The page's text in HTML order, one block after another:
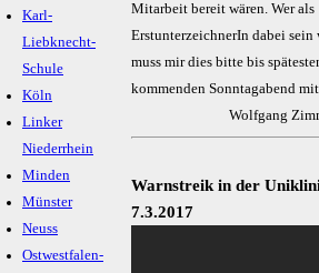
Karl-
Liebknecht-
Schule
Köln
Linker
Niederrhein
Minden
Münster
Neuss
Ostwestfalen-
Mitarbeit bereit wären. Wer als
ErstunterzeichnerIn dabei
muss mir dies bitte bis
kommenden Sonntagabend
Wolfgang
Warnstreik in der
7.3.2017